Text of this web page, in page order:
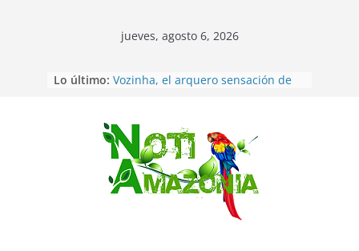
Saltar
jueves, agosto 6, 2026
Lo último: Sentencian a 34 años de prisión a
Vozinha, el arquero sensación de
cabo Verde, ya llegó para
incorporarse a Colo Colo de Chile
Pastaza: la parroquia Diez de
Agosto eligió a su nueva reina por
La “deuda de sueño”: una alerta